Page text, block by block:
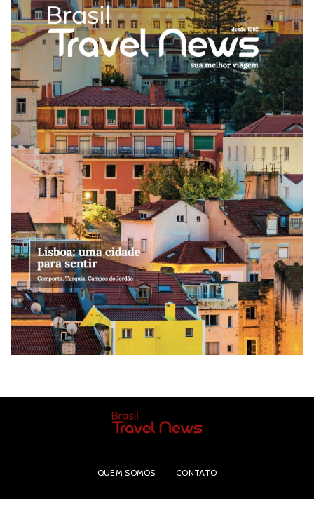
QUEM SOMOS CONTATO